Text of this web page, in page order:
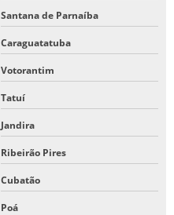
Santana de Parnaíba
Caraguatatuba
Votorantim
Tatuí
Jandira
Ribeirão Pires
Cubatão
Poá